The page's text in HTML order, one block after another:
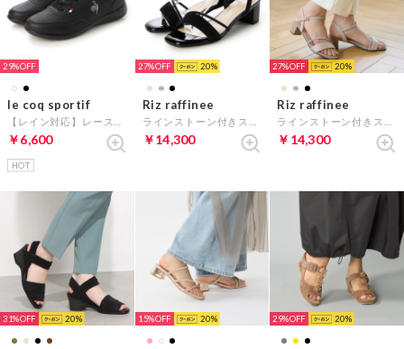
29%
le coq sportif
￥6,600
HOT
27% 20
Riz raffinee
￥14,300
27% 20
Riz raffinee
￥14,300
31% 20 15% 20 29% 20